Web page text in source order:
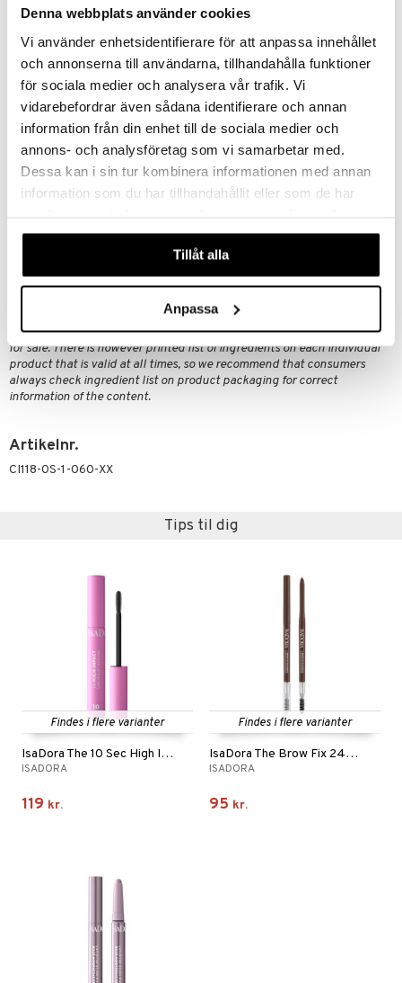
Denna webbplats använder cookies
Vi använder enhetsidentifierare för att anpassa innehållet
och annonserna till användarna, tillhandahålla funktioner
för sociala medier och analysera vår trafik. Vi
vidarebefordrar även sådana identifierare och annan
information från din enhet till de sociala medier och
annons- och analysföretag som vi samarbetar med.
Dessa kan i sin tur kombinera informationen med annan
information som du har tillhandahållit eller som de har
våra cookies vid fortsatt användande av vår webbplats.
Tillåt alla
Anpassa
Påfør direkte på øjenlågene. Brug fingrene eller vores Eyeshadow
Brush til at udjævne og blende produktet umiddelbart efter påføring,
inden det sætter sig. Resultatet er en smuk skygge, der holder hele
dagen.
Ingredienser
TRISILOXANE, DIMETHICONE, TRIMETHYLSILOXYSILICATE, MICA,
OCTYLDODECANOL, PHENYLISOPROPYL DIMETHICONE,
POLYETHYLENE, SILICA, CERA MICROCRISTALLINA,
HYDROGENATED MICROCRYSTALLINE WAX,
HECTORITE, PROPYLENE CARBONATE, TOCOPHERYL ACETATE,
[+/-: CI 77891, CI 19140, CI 77491, CI 42090].
Disclaimer
This list of ingredients represents the formulation that is currently
being supplied by us as a manufacturer, please note that it does not
take into consideration possible previous/alternative versions available
for sale. There is however printed list of ingredients on each individual
product that is valid at all times, so we recommend that consumers
always check ingredient list on product packaging for correct
information of the content.
Artikelnr.
CI118-0S-1-060-XX
Tips til dig
Findes i flere varianter
IsaDora The 10 Sec High Impact Length Mascara
ISADORA
119 kr.
Findes i flere varianter
IsaDora The Brow Fix 24h Pencil Longwear
ISADORA
95 kr.